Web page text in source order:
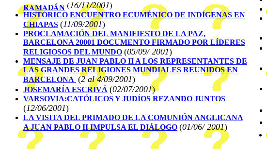
RAMADÁN (16/11/2001)
HISTÓRICO ENCUENTRO ECUMÉNICO DE INDÍGENAS EN
CHIAPAS (11/09/2001)
PROCLAMACIÓN DEL MANIFIESTO DE LA PAZ,
BARCELONA 20001 DOCUMENTO FIRMADO POR LÍDERES
RELIGIOSOS DEL MUNDO (05/09/ 2001)
MENSAJE DE JUAN PABLO II A LOS REPRESENTANTES DE
LAS GRANDES RELIGIONES MUNDIALES REUNIDOS EN
BARCELONA (2 al 4/09/2001)
JOSEMARÍA ESCRIVÁ (02/07/2001)
VARSOVIA:CATÓLICOS Y JUDÍOS REZANDO JUNTOS
(12/06/2001)
LA VISITA DEL PRIMADO DE LA COMUNIÓN ANGLICANA
A JUAN PABLO II IMPULSA EL DIÁLOGO (01/06/ 2001)